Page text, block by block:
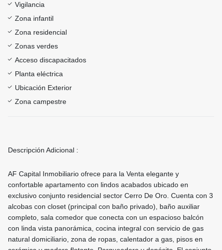
Vigilancia
Zona infantil
Zona residencial
Zonas verdes
Acceso discapacitados
Planta eléctrica
Ubicación Exterior
Zona campestre
Descripción Adicional :
AF Capital Inmobiliario ofrece para la Venta elegante y
confortable apartamento con lindos acabados ubicado en
exclusivo conjunto residencial sector Cerro De Oro. Cuenta con 3
alcobas con closet (principal con baño privado), baño auxiliar
completo, sala comedor que conecta con un espacioso balcón
con linda vista panorámica, cocina integral con servicio de gas
natural domiciliario, zona de ropas, calentador a gas, pisos en